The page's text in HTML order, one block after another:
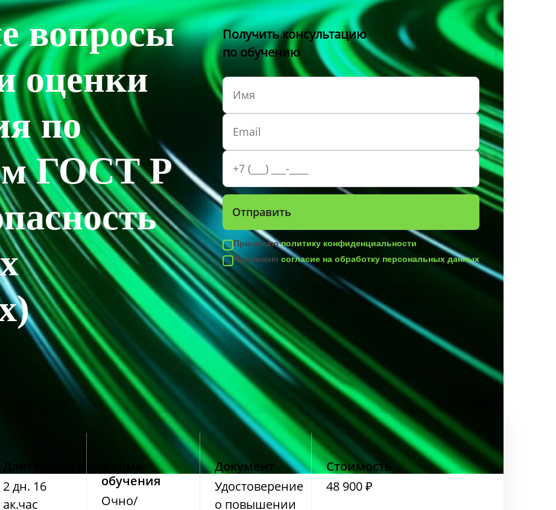
вопросы
оценки
по
ГОСТ Р
Получить консультацию
по обучению
Принимаюполитику конфиденциальности
Принимаю согласие на обработку персональных данных
2 дн. 16
ак.час
обучения
Очно/
Документ
Удостоверение
о повышении
Стоимость
48 900 ₽